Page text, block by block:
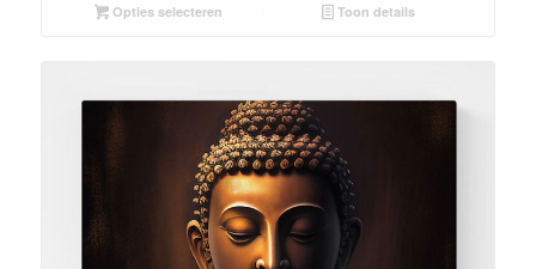
Opties selecteren Toon details